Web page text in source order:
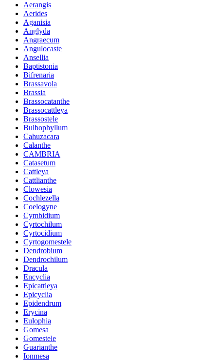
Aerangis
Aerides
Aganisia
Anglyda
Angraecum
Angulocaste
Ansellia
Baptistonia
Bifrenaria
Brassavola
Brassia
Brassocatanthe
Brassocattleya
Brassostele
Bulbophyllum
Cahuzacara
Calanthe
CAMBRIA
Catasetum
Cattleya
Cattlianthe
Clowesia
Cochlezella
Coelogyne
Cymbidium
Cyrtochilum
Cyrtocidium
Cyrtogomestele
Dendrobium
Dendrochilum
Dracula
Encyclia
Epicattleya
Epicyclia
Epidendrum
Erycina
Eulophia
Gomesa
Gomestele
Guarianthe
Ionmesa